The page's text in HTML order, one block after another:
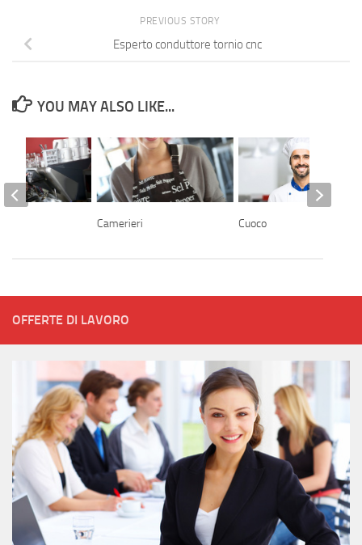
PREVIOUS STORY
Esperto conduttore tornio cnc
YOU MAY ALSO LIKE...
Camerieri Cuoco
OFFERTE DI LAVORO